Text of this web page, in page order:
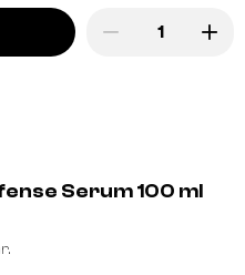
Serum 100 ml